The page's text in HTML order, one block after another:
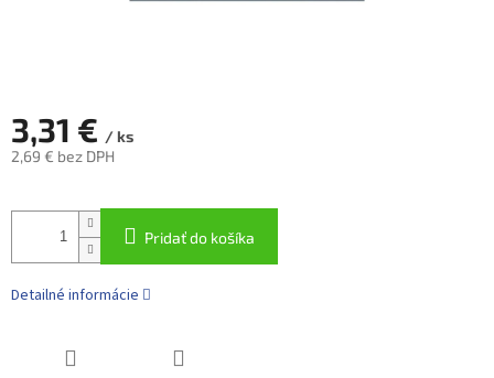
3,31 € / ks
2,69 € bez DPH
cena:
Pridať do košíka
Detailné informácie